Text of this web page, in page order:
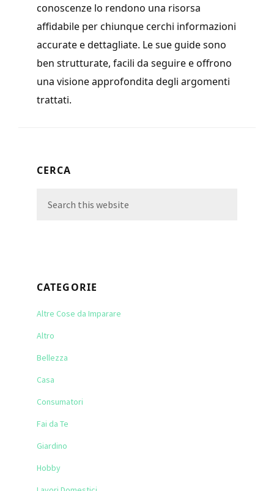
conoscenze lo rendono una risorsa
affidabile per chiunque cerchi informazioni
accurate e dettagliate. Le sue guide sono
ben strutturate, facili da seguire e offrono
una visione approfondita degli argomenti
trattati.
Primary
CERCA
this
CATEGORIE
Altre Cose da Imparare
Altro
Bellezza
Casa
Consumatori
Fai da Te
Giardino
Hobby